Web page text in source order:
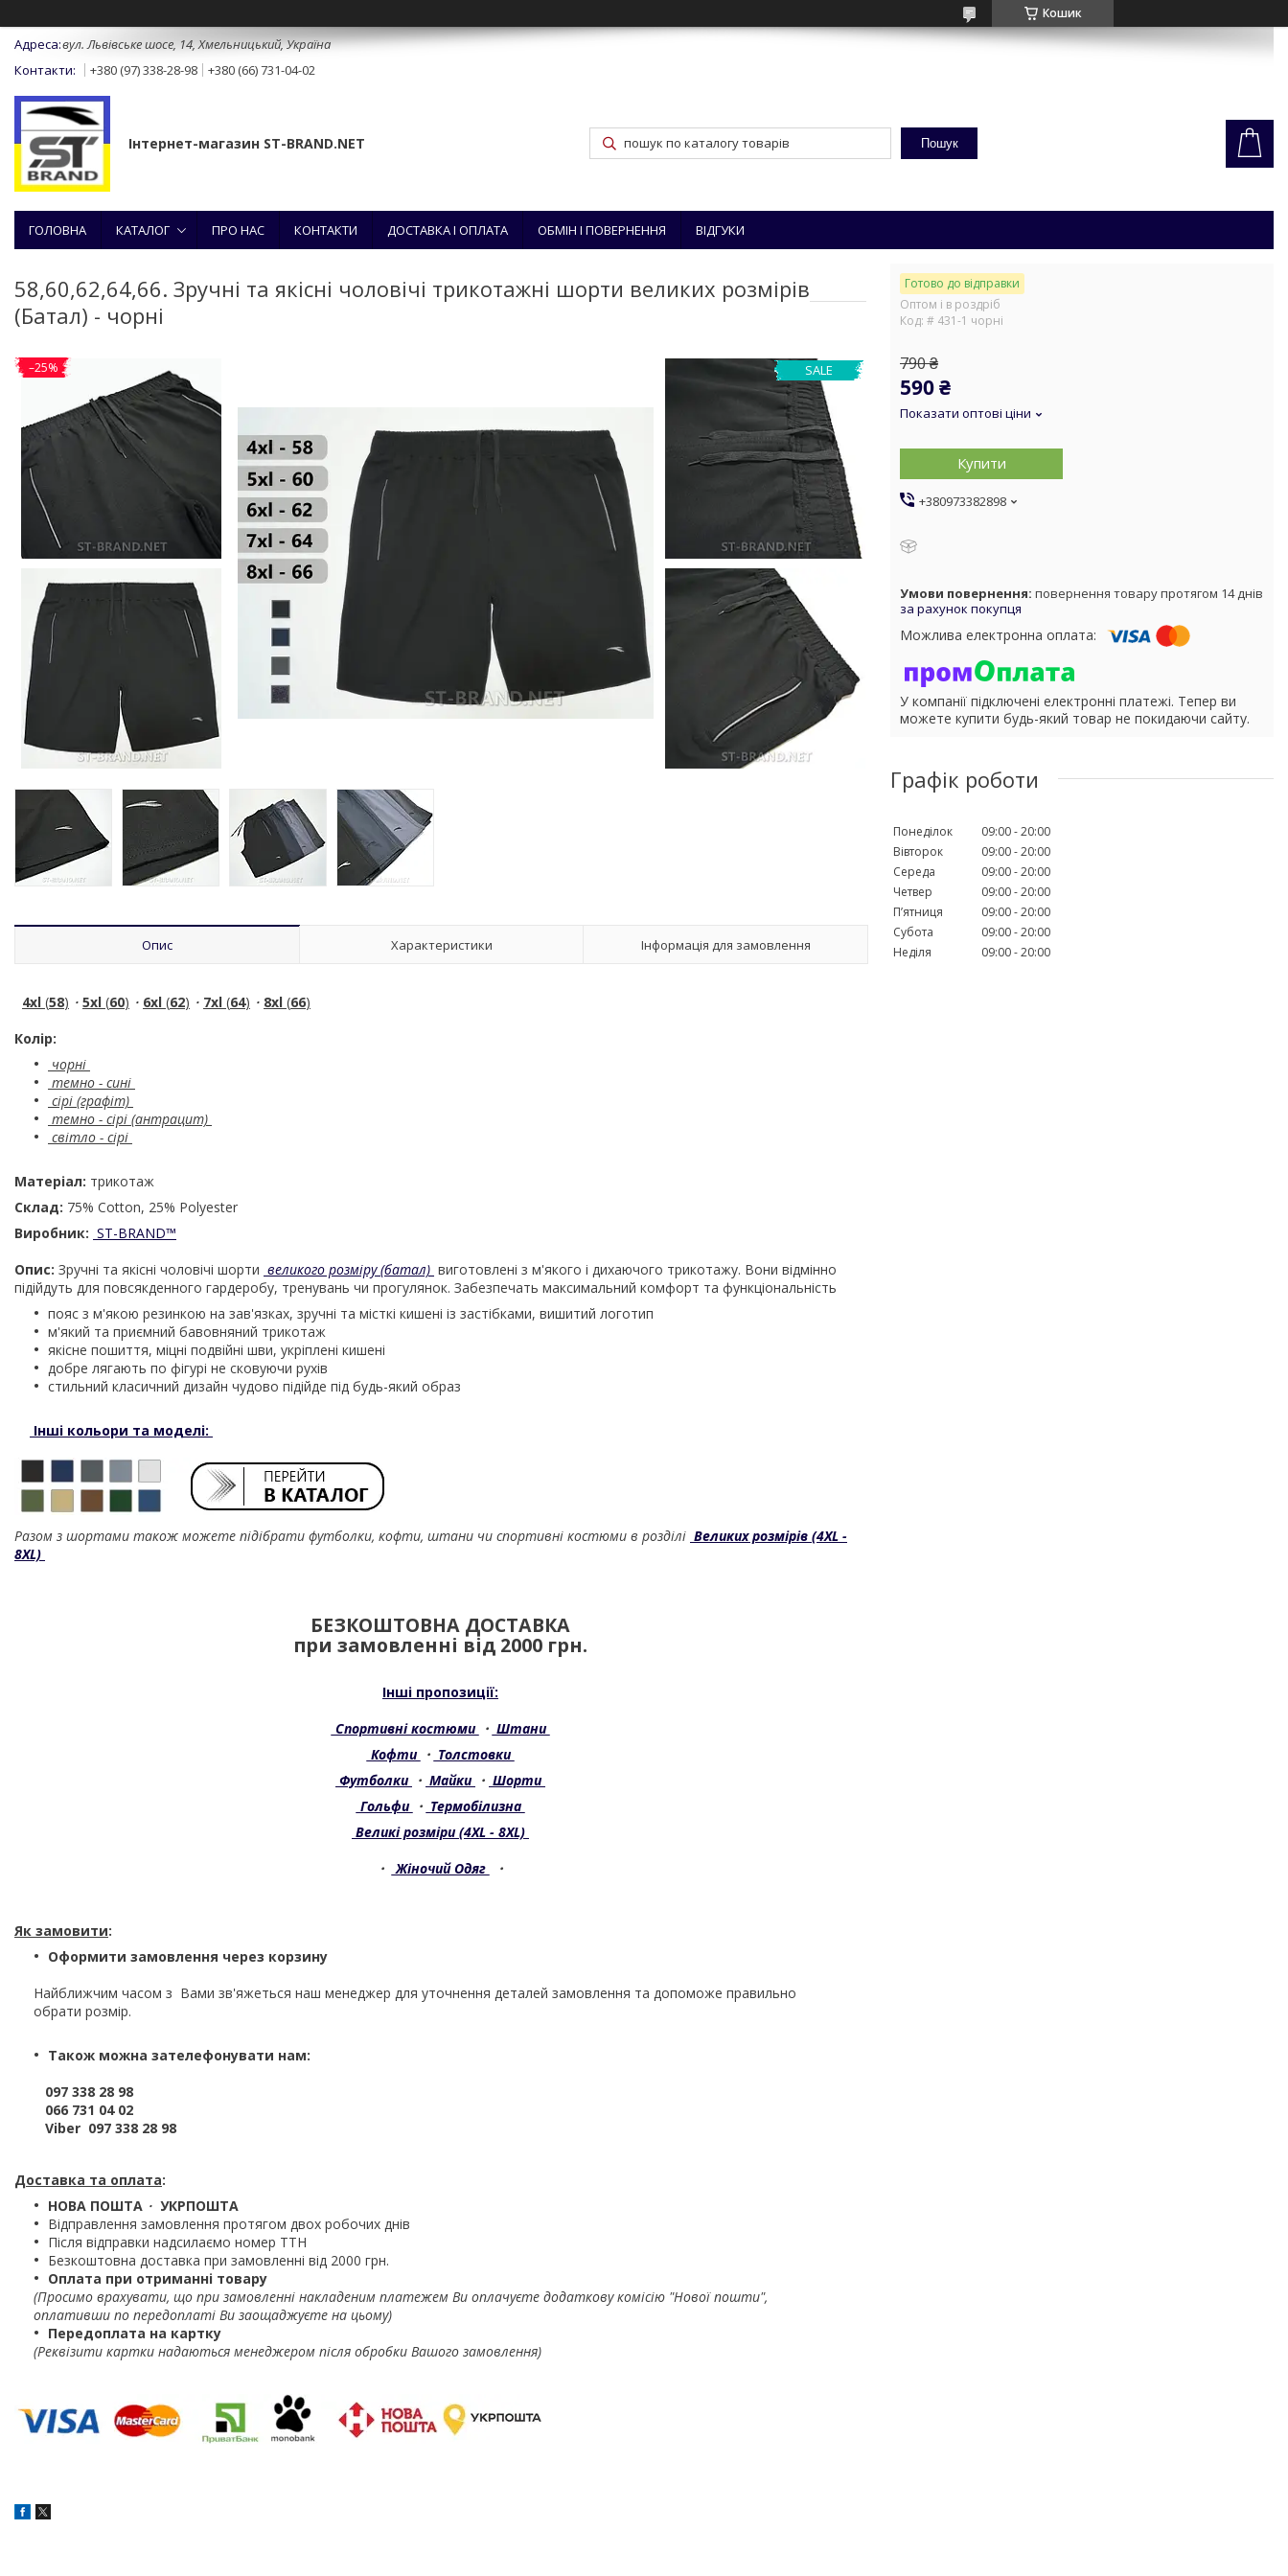
Кошик
вул. Львівське шосе, 14, Хмельницький, Україна
+380 (97) 338-28-98
+380 (66) 731-04-02
Інтернет-магазин ST-BRAND.NET Пошук
ГОЛОВНА КАТАЛОГ ПРО НАС КОНТАКТИ ДОСТАВКА І ОПЛАТА ОБМІН І ПОВЕРНЕННЯ ВІДГУКИ
58,60,62,64,66. Зручні та якісні чоловічі трикотажні шорти великих розмірів
(Батал) - чорні
SALE
–25%
Опис Характеристики Інформація для замовлення
4xl (58) ・ 5xl (60) ・ 6xl (62) ・ 7xl (64) ・ 8xl (66)
Колір:
чорні
темно - сині
сірі (графіт)
темно - сірі (антрацит)
світло - сірі
Матеріал: трикотаж
Склад: 75% Cotton, 25% Polyester
Виробник: ST-BRAND™
Опис: Зручні та якісні чоловічі шорти великого розміру (батал) виготовлені з м'якого і дихаючого трикотажу. Вони відмінно
підійдуть для повсякденного гардеробу, тренувань чи прогулянок. Забезпечать максимальний комфорт та функціональність
пояс з м'якою резинкою на зав'язках, зручні та місткі кишені із застібками, вишитий логотип
м'який та приємний бавовняний трикотаж
якісне пошиття, міцні подвійні шви, укріплені кишені
добре лягають по фігурі не сковуючи рухів
стильний класичний дизайн чудово підійде під будь-який образ
Інші кольори та моделі:
Разом з шортами також можете підібрати футболки, кофти, штани чи спортивні костюми в розділі Великих розмірів (4XL -
8XL)
БЕЗКОШТОВНА ДОСТАВКА
при замовленні від 2000 грн.
Інші пропозиції:
Спортивні костюми ・ Штани
Кофти ・ Толстовки
Футболки ・ Майки ・ Шорти
Гольфи ・ Термобілизна
Великі розміри (4XL - 8XL)
・ Жіночий Одяг ・
Як замовити:
Оформити замовлення через корзину
Найближчим часом з Вами зв'яжеться наш менеджер для уточнення деталей замовлення та допоможе правильно
обрати розмір.
Також можна зателефонувати нам:
097 338 28 98
066 731 04 02
Viber 097 338 28 98
Доставка та оплата:
НОВА ПОШТА ・ УКРПОШТА
Відправлення замовлення протягом двох робочих днів
Після відправки надсилаємо номер ТТН
Безкоштовна доставка при замовленні від 2000 грн.
Оплата при отриманні товару
(Просимо врахувати, що при замовленні накладеним платежем Ви оплачуєте додаткову комісію "Нової пошти",
оплативши по передоплаті Ви заощаджуєте на цьому)
Передоплата на картку
(Реквізити картки надаються менеджером після обробки Вашого замовлення)
Готово до відправки
Оптом і в роздріб
Код: # 431-1 чорні
790 ₴
590 ₴
Показати оптові ціни
Купити
+380973382898
повернення товару протягом 14 днів
за рахунок покупця
У компанії підключені електронні платежі. Тепер ви
можете купити будь-який товар не покидаючи сайту.
Графік роботи
Понеділок 09:00 20:00
Вівторок
09:00 20:00
Середа
09:00 20:00
Четвер
09:00 20:00
Пʼятниця
09:00 20:00
Субота
09:00 20:00
Неділя
09:00 20:00